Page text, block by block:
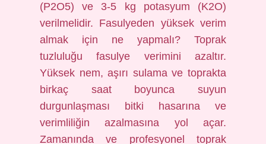
(P2O5) ve 3-5 kg ​​​​​​potasyum (K2O)
verilmelidir. Fasulyeden yüksek verim
almak için ne yapmalı? Toprak
tuzluluğu fasulye verimini azaltır.
Yüksek nem, aşırı sulama ve toprakta
birkaç saat boyunca suyun
durgunlaşması bitki hasarına ve
verimliliğin azalmasına yol açar.
Zamanında ve profesyonel toprak